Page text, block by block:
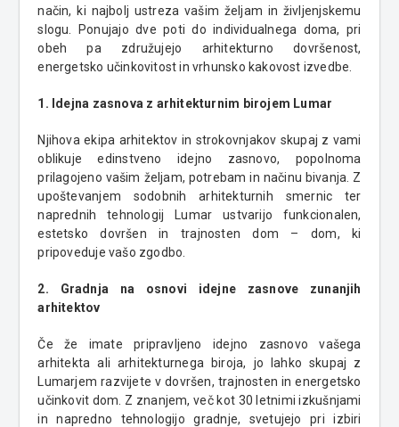
način, ki najbolj ustreza vašim željam in življenjskemu
slogu. Ponujajo dve poti do individualnega doma, pri
obeh pa združujejo arhitekturno dovršenost,
energetsko učinkovitost in vrhunsko kakovost izvedbe.
1. Idejna zasnova z arhitekturnim birojem Lumar
Njihova ekipa arhitektov in strokovnjakov skupaj z vami
oblikuje edinstveno idejno zasnovo, popolnoma
prilagojeno vašim željam, potrebam in načinu bivanja. Z
upoštevanjem sodobnih arhitekturnih smernic ter
naprednih tehnologij Lumar ustvarijo funkcionalen,
estetsko dovršen in trajnosten dom – dom, ki
pripoveduje vašo zgodbo.
2. Gradnja na osnovi idejne zasnove zunanjih
arhitektov
Če že imate pripravljeno idejno zasnovo vašega
arhitekta ali arhitekturnega biroja, jo lahko skupaj z
Lumarjem razvijete v dovršen, trajnosten in energetsko
učinkovit dom. Z znanjem, več kot 30 letnimi izkušnjami
in napredno tehnologijo gradnje, svetujejo pri izbiri